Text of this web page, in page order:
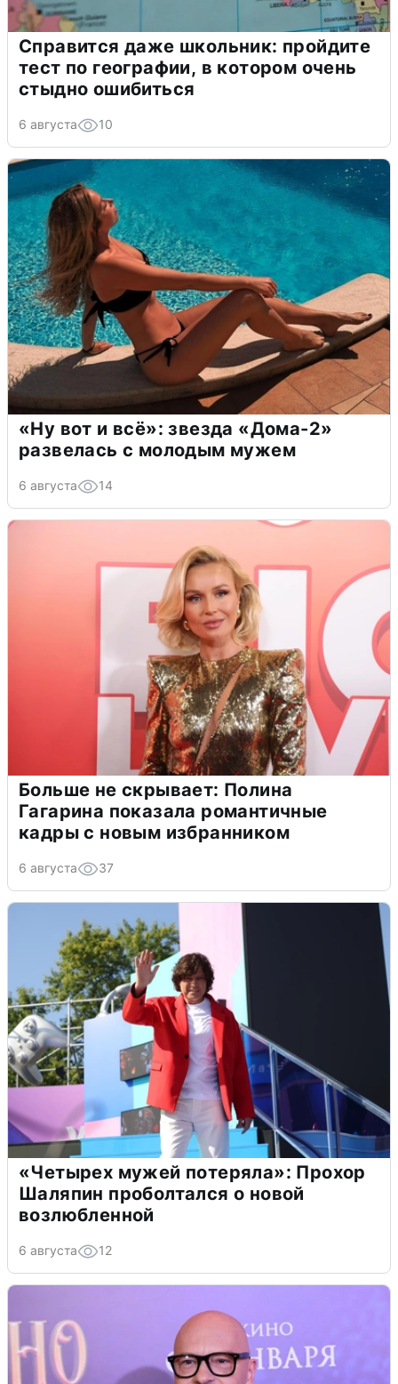
Справится даже школьник: пройдите
тест по географии, в котором очень
стыдно ошибиться
6 августа 10
«Ну вот и всё»: звезда «Дома-2»
развелась с молодым мужем
6 августа 14
Больше не скрывает: Полина
Гагарина показала романтичные
кадры с новым избранником
6 августа 37
«Четырех мужей потеряла»: Прохор
Шаляпин проболтался о новой
возлюбленной
6 августа 12